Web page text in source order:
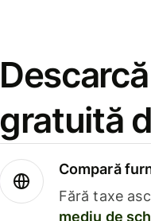
gratuită
Compară
Fără taxe
mediu de